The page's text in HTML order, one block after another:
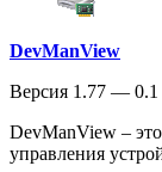
DevManView
Версия 1.77 —
DevManView –
управления